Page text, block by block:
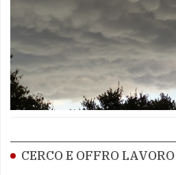
CERCO E OFFRO LAVORO